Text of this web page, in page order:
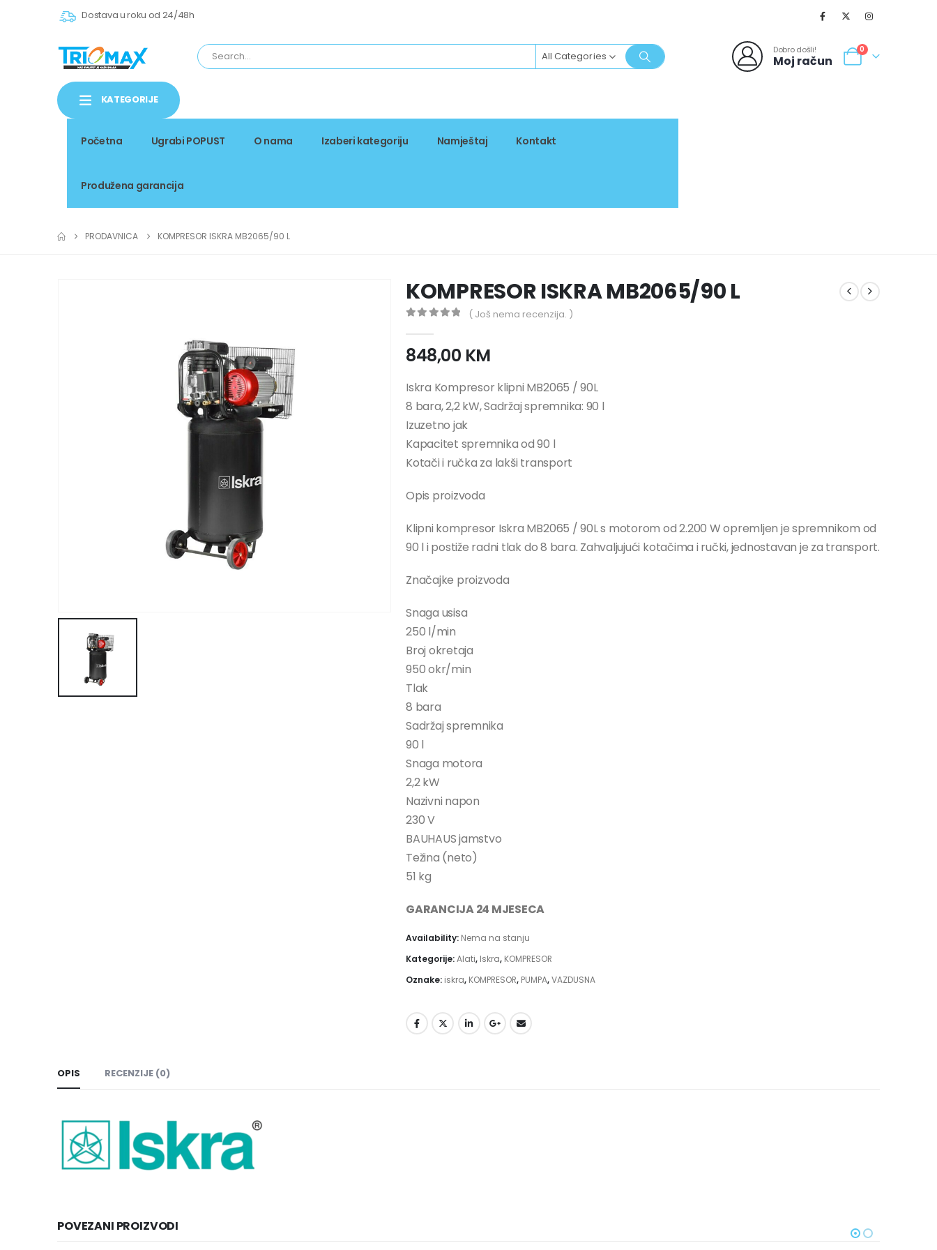
Dostava u roku od 24/48h
All Categories Dobro došli!
Moj račun
0
KATEGORIJE
Početna Ugrabi POPUST O nama Izaberi kategoriju Namještaj Kontakt
Produžena garancija
PRODAVNICA KOMPRESOR ISKRA MB2065/90 L
KOMPRESOR ISKRA MB2065/90 L
( Još nema recenzija. )
848,00 KM
Iskra Kompresor klipni MB2065 / 90L
8 bara, 2,2 kW, Sadržaj spremnika: 90 l
Izuzetno jak
Kapacitet spremnika od 90 l
Kotači i ručka za lakši transport
Opis proizvoda
Klipni kompresor Iskra MB2065 / 90L s motorom od 2.200 W opremljen je spremnikom od
90 l i postiže radni tlak do 8 bara. Zahvaljujući kotačima i ručki, jednostavan je za transport.
Značajke proizvoda
Snaga usisa
250 l/min
Broj okretaja
950 okr/min
Tlak
8 bara
Sadržaj spremnika
90 l
Snaga motora
2,2 kW
Nazivni napon
230 V
BAUHAUS jamstvo
Težina (neto)
51 kg
GARANCIJA 24 MJESECA
Availability: Nema na stanju
Kategorije:Alati, Iskra, KOMPRESOR
Oznake: iskra, KOMPRESOR, PUMPA,VAZDUSNA
OPIS RECENZIJE (0)
POVEZANI PROIZVODI